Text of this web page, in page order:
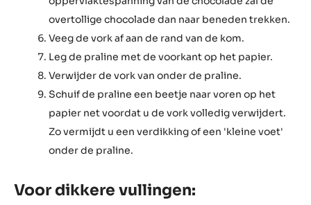
Trek de chocolade over de vulling met behulp van
de dompelvork.
Haal de praline uit de chocolade met behulp van
de dompelvork. Zorg dat ± 2/3 op de punt van de
vork zit en 1/3 voorbij de punt.
Schud de overtollige chocolade van de vulling met
een op-en-neerbeweging. Raak bij iedere
neergaande beweging het oppervlak van de
getempereerde chocolade in de kom. De
overtollige chocolade dan naar beneden trekken.